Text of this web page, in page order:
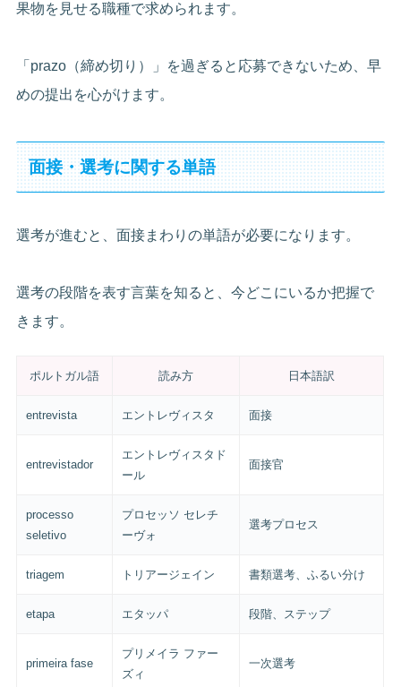
果物を見せる職種で求められます。
「prazo（締め切り）」を過ぎると応募できないため、早
めの提出を心がけます。
面接・選考に関する単語
選考が進むと、面接まわりの単語が必要になります。
選考の段階を表す言葉を知ると、今どこにいるか把握で
きます。
ポルトガル語 読み方 日本語訳
entrevista エントレヴィスタ 面接
entrevistador
エントレヴィスタド
ール
面接官
processo
seletivo
プロセッソ セレチ
ーヴォ
選考プロセス
triagem トリアージェイン 書類選考、ふるい分け
etapa エタッパ 段階、ステップ
primeira fase
プリメイラ ファー
ズィ
一次選考